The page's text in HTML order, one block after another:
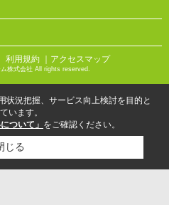
｜ 利用規約 ｜アクセスマップ
株式会社 All rights reserved.
状況把握、サービス向上検討を目的と
います。
ついて」 をご確認ください。
じる